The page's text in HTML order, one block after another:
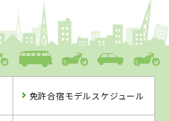
クール
免許合宿モデルスケジュール